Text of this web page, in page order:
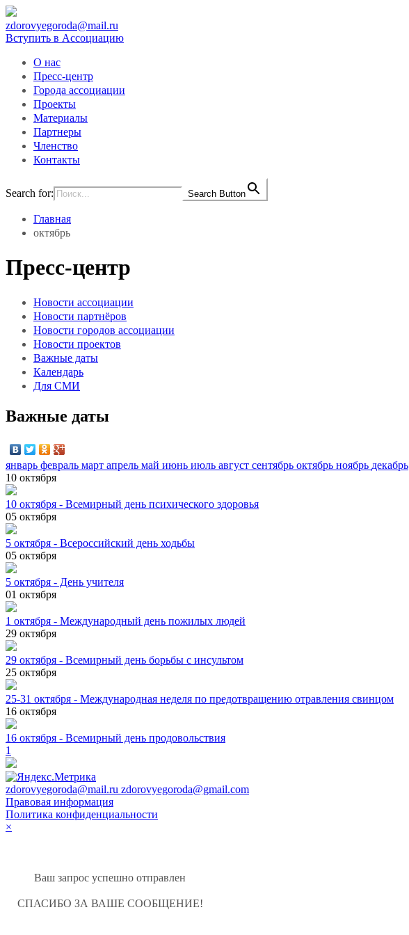
zdorovyegoroda@mail.ru
Вступить в Ассоциацию
О нас
Пресс-центр
Города ассоциации
Проекты
Материалы
Партнеры
Членство
Контакты
Search for: Search Button
Главная
октябрь
Пресс-центр
Новости ассоциации
Новости партнёров
Новости городов ассоциации
Новости проектов
Важные даты
Календарь
Для СМИ
Важные даты
январь февраль март апрель май июнь июль август сентябрь октябрь ноябрь декабрь
10 октября
10 октября - Всемирный день психического здоровья
05 октября
5 октября - Всероссийский день ходьбы
05 октября
5 октября - День учителя
01 октября
1 октября - Международный день пожилых людей
29 октября
29 октября - Всемирный день борьбы с инсультом
25 октября
25-31 октября - Международная неделя по предотвращению отравления свинцом
16 октября
16 октября - Всемирный день продовольствия
1
zdorovyegoroda@mail.ru zdorovyegoroda@gmail.com
Правовая информация
Политика конфиденциальности
×
Ваш запрос успешно отправлен
СПАСИБО ЗА ВАШЕ СООБЩЕНИЕ!